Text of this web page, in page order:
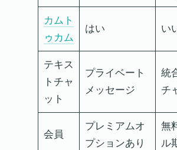
カムト
ゥカム
はい い
テキス
トチャ
ット
プライベート
メッセージ
統
チ
会員
プレミアムオ
プションあり
無
ル